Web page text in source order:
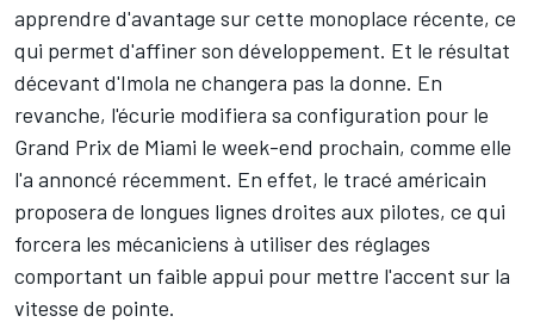
apprendre d'avantage sur cette monoplace récente, ce
qui permet d'affiner son développement. Et le résultat
décevant d'Imola ne changera pas la donne. En
revanche, l'écurie modifiera sa configuration pour le
Grand Prix de Miami le week-end prochain, comme elle
l'a annoncé récemment. En effet, le tracé américain
proposera de longues lignes droites aux pilotes, ce qui
forcera les mécaniciens à utiliser des réglages
comportant un faible appui pour mettre l'accent sur la
vitesse de pointe.